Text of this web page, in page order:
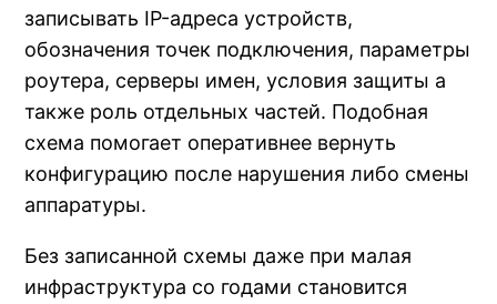
записывать IP-адреса устройств,
обозначения точек подключения, параметры
роутера, серверы имен, условия защиты а
также роль отдельных частей. Подобная
схема помогает оперативнее вернуть
конфигурацию после нарушения либо смены
аппаратуры.
Без записанной схемы даже при малая
инфраструктура со годами становится